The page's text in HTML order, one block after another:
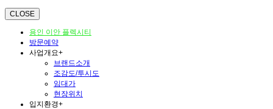
CLOSE
용인 이안 플렉시티
방문예약
사업개요+
브랜드소개
조감도/투시도
임대가
현장위치
입지환경+